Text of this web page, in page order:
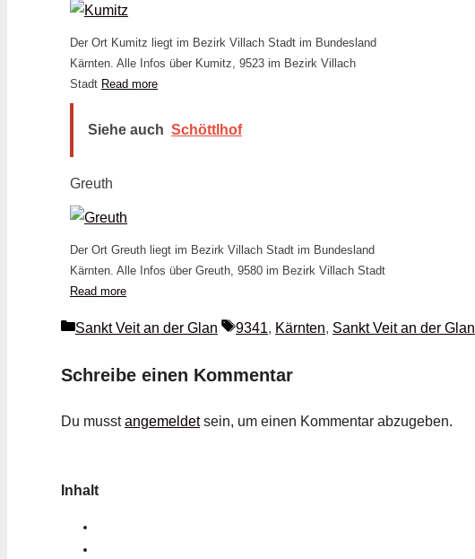
Der Ort Kumitz liegt im Bezirk Villach Stadt im Bundesland
Kärnten. Alle Infos über Kumitz, 9523 im Bezirk Villach
Stadt Read more
Siehe auch Schöttlhof
Greuth
Der Ort Greuth liegt im Bezirk Villach Stadt im Bundesland
Kärnten. Alle Infos über Greuth, 9580 im Bezirk Villach Stadt
Read more
Kategorien
Sankt Veit an der Glan Schlagwörter
9341, Kärnten, Sankt Veit an der Glan
Schreibe einen Kommentar
Du musstangemeldetsein, um einen Kommentar abzugeben.
Inhalt